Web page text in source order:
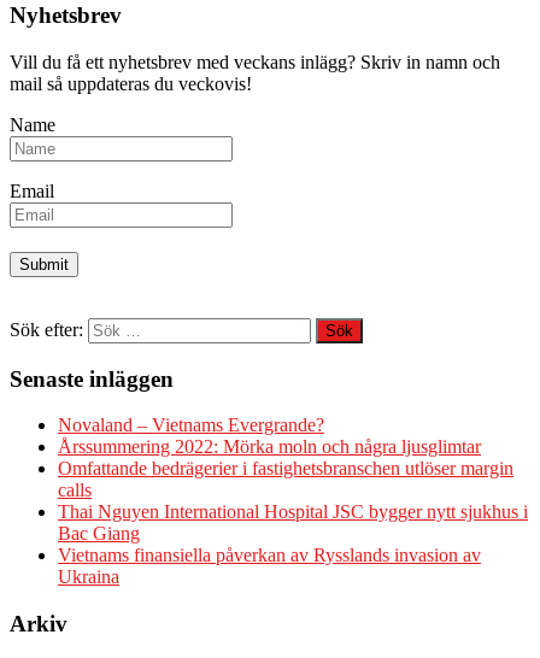
Nyhetsbrev
Vill du få ett nyhetsbrev med veckans inlägg? Skriv in namn och
mail så uppdateras du veckovis!
Name
Email
Sök efter:
Senaste inläggen
Novaland – Vietnams Evergrande?
Årssummering 2022: Mörka moln och några ljusglimtar
Omfattande bedrägerier i fastighetsbranschen utlöser margin
calls
Thai Nguyen International Hospital JSC bygger nytt sjukhus i
Bac Giang
Vietnams finansiella påverkan av Rysslands invasion av
Ukraina
Arkiv